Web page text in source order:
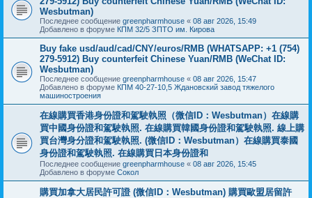
Wesbutman)
Последнее сообщение greenpharmhouse « 08 авг 2026, 15:49
Добавлено в форуме КПМ 32/5 ЗПТО им. Кирова
Buy fake usd/aud/cad/CNY/euros/RMB (WHATSAPP: +1 (754)
279-5912) Buy counterfeit Chinese Yuan/RMB (WeChat ID:
Wesbutman)
Последнее сообщение greenpharmhouse « 08 авг 2026, 15:47
Добавлено в форуме КПМ 40-27-10,5 Ждановский завод тяжелого
машиностроения
在線購買香港身份證和駕駛執照（微信ID：Wesbutman）在線購
買中國身份證和駕駛執照. 在線購買韓國身份證和駕駛執照. 線上購
買台灣身分證和駕駛執照. (微信ID：Wesbutman）在線購買泰國
身份證和駕駛執照. 在線購買日本身份證和
Последнее сообщение greenpharmhouse « 08 авг 2026, 15:45
Добавлено в форуме Сокол
購買加拿大居民許可證 (微信ID：Wesbutman) 購買歐盟居留許